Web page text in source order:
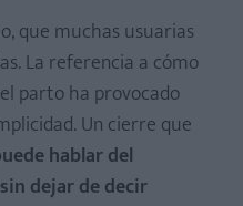
que muchas usuarias
La referencia a cómo
parto ha provocado
Un cierre que
hablar del
dejar de decir